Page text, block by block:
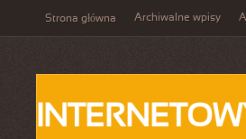
Strona główna Archiwalne wpisy